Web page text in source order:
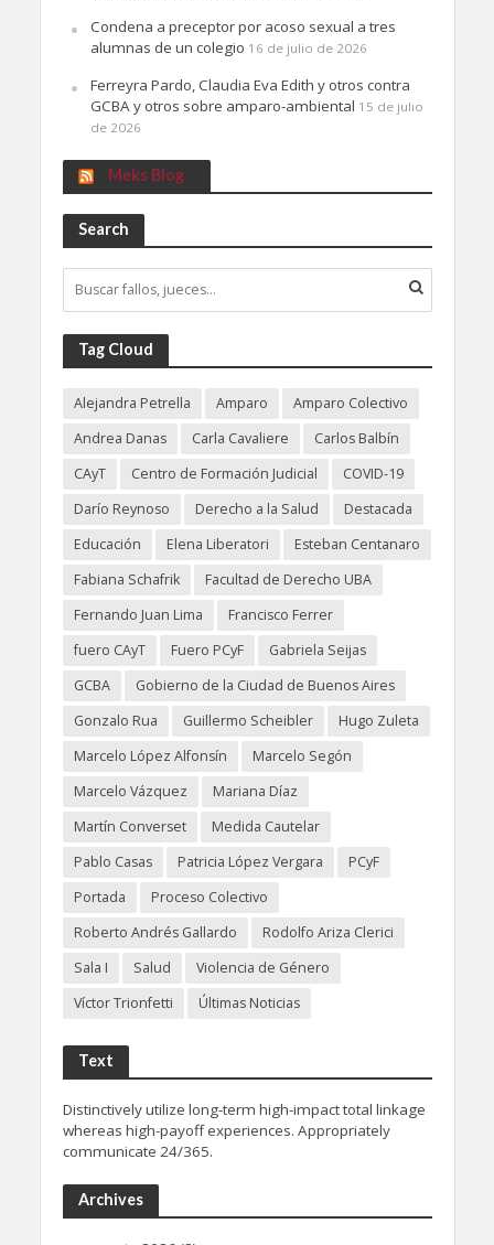
Condena a preceptor por acoso sexual a tres
alumnas de un colegio 16 de julio de 2026
Ferreyra Pardo, Claudia Eva Edith y otros contra
GCBA y otros sobre amparo-ambiental 15 de julio
de 2026
Meks Blog
Search
Tag Cloud
Alejandra Petrella Amparo
Amparo Colectivo
Andrea Danas
Carla Cavaliere
Carlos Balbín
CAyT
Centro de Formación Judicial
COVID-19
Darío Reynoso
Derecho a la Salud
Destacada
Educación
Elena Liberatori
Esteban Centanaro
Fabiana Schafrik
Facultad de Derecho UBA
Fernando Juan Lima
Francisco Ferrer
fuero CAyT
Fuero PCyF
Gabriela Seijas
GCBA
Gobierno de la Ciudad de Buenos Aires
Gonzalo Rua
Guillermo Scheibler
Hugo Zuleta
Marcelo López Alfonsín
Marcelo Segón
Marcelo Vázquez
Mariana Díaz
Martín Converset
Medida Cautelar
Pablo Casas
Patricia López Vergara
PCyF
Portada
Proceso Colectivo
Roberto Andrés Gallardo
Rodolfo Ariza Clerici
Sala I
Salud
Violencia de Género
Víctor Trionfetti
Últimas Noticias
Text
Distinctively utilize long-term high-impact total linkage
whereas high-payoff experiences. Appropriately
communicate 24/365.
Archives